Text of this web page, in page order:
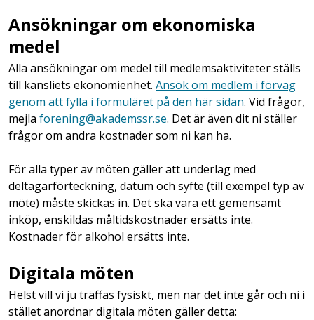
Ansökningar om ekonomiska
medel
Alla ansökningar om medel till medlemsaktiviteter ställs
till kansliets ekonomienhet. Ansök om medlem i förväg
genom att fylla i formuläret på den här sidan. Vid frågor,
mejla forening@akademssr.se. Det är även dit ni ställer
frågor om andra kostnader som ni kan ha.
För alla typer av möten gäller att underlag med
deltagarförteckning, datum och syfte (till exempel typ av
möte) måste skickas in. Det ska vara ett gemensamt
inköp, enskildas måltidskostnader ersätts inte.
Kostnader för alkohol ersätts inte.
Digitala möten
Helst vill vi ju träffas fysiskt, men när det inte går och ni i
stället anordnar digitala möten gäller detta: